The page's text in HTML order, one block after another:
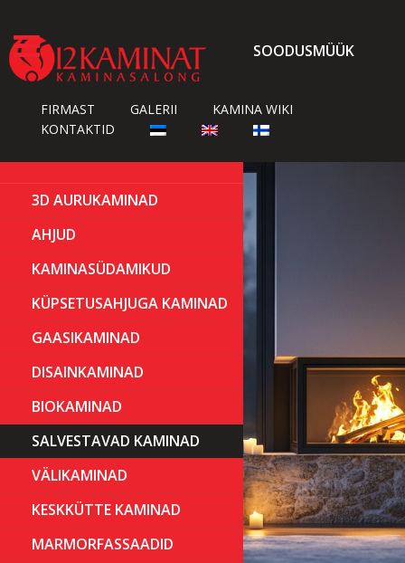
 SOODUSMÜÜK
FIRMAST GALERII
KAMINA WIKI
KONTAKTID
3D AURUKAMINAD
AHJUD
KAMINASÜDAMIKUD
KÜPSETUSAHJUGA KAMINAD
GAASIKAMINAD
DISAINKAMINAD
BIOKAMINAD
SALVESTAVAD KAMINAD
VÄLIKAMINAD
KESKKÜTTE KAMINAD
MARMORFASSAADID